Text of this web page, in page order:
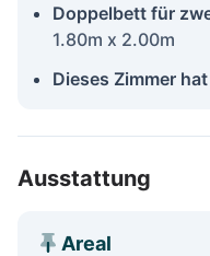
Doppelbett für
1.80m x 2.00m
Dieses Zimmer
Ausstattung
Areal